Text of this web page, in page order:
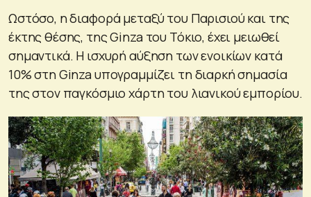
Ωστόσο, η διαφορά μεταξύ του Παρισιού και της
έκτης θέσης, της Ginza του Τόκιο, έχει μειωθεί
σημαντικά. Η ισχυρή αύξηση των ενοικίων κατά
10% στη Ginza υπογραμμίζει τη διαρκή σημασία
της στον παγκόσμιο χάρτη του λιανικού εμπορίου.